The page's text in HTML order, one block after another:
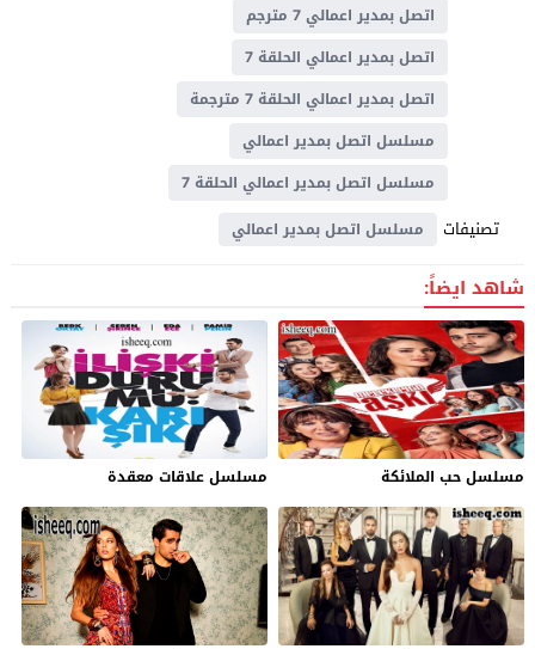
اتصل بمدير اعمالي 7 مترجم
اتصل بمدير اعمالي الحلقة 7
اتصل بمدير اعمالي الحلقة 7 مترجمة
مسلسل اتصل بمدير اعمالي
مسلسل اتصل بمدير اعمالي الحلقة 7
تصنيفات مسلسل اتصل بمدير اعمالي
شاهد ايضاً:
مسلسل حب الملائكة مسلسل علاقات معقدة